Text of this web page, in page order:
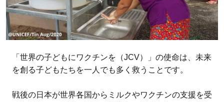
「世界の子どもにワクチンを（JCV）」の使命は、未来
を創る子どもたちを一人でも多く救うことです。
戦後の日本が世界各国からミルクやワクチンの支援を受